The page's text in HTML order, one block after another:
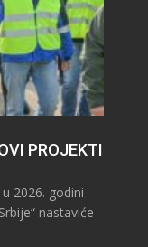
PROJEKTI
2026. godini
nastaviće